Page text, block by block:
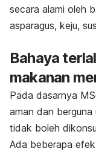
secara alami oleh
asparagus, keju,
Bahaya
makanan
Pada dasarnya
aman dan
tidak boleh
Ada beberapa